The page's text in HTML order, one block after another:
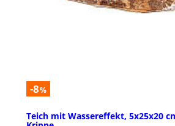
-8%
Teich mit Wassereffekt, 5x25x20